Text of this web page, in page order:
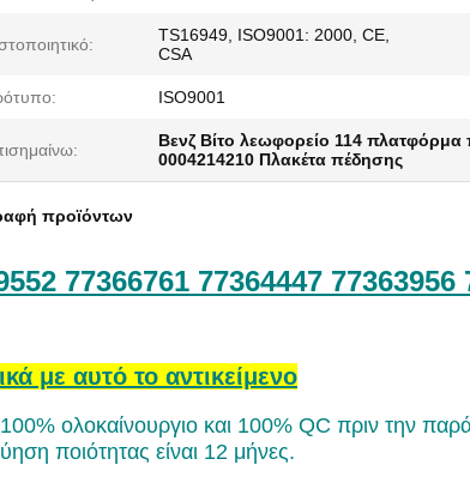
TS16949, ISO9001: 2000, CE,
CSA
ISO9001
Βενζ Βίτο λεωφορείο 114 πλατφόρμα
0004214210 Πλακέτα πέδησης
προϊόντων
77366761 77364447
με αυτό το αντικείμενο
100% ολοκαίνουργιο και 100% QC πριν την
ποιότητας είναι 12 μήνες.